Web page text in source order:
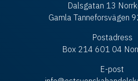
Dalsgatan 13
Gamla Tanneforsvägen
Postadress
Box 214 601 04
E-post